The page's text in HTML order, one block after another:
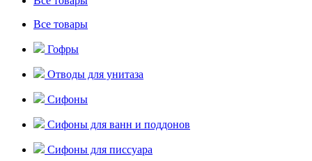
Все товары
Гофры
Отводы для унитаза
Сифоны
Сифоны для ванн и поддонов
Сифоны для писсуара